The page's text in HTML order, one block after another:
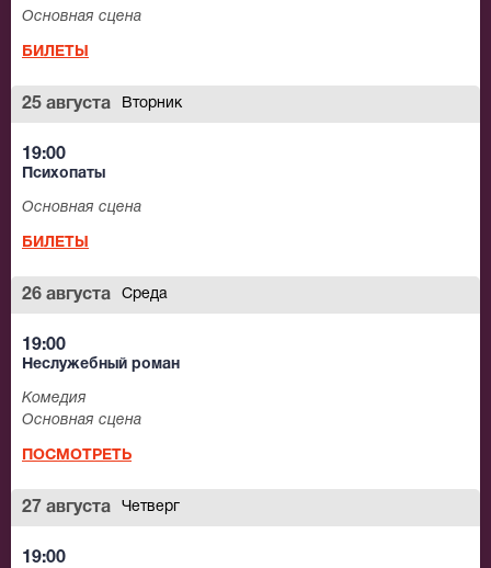
Основная сцена
БИЛЕТЫ
25 августа Вторник
19:00
Психопаты
Основная сцена
БИЛЕТЫ
26 августа Среда
19:00
Неслужебный роман
Комедия
Основная сцена
ПОСМОТРЕТЬ
27 августа Четверг
19:00